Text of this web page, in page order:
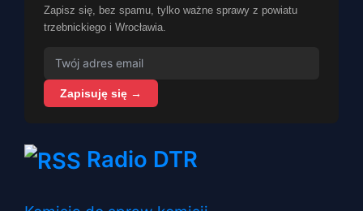
Zapisz się, bez spamu, tylko ważne sprawy z powiatu
trzebnickiego i Wrocławia.
Zapisuję się →
Radio DTR